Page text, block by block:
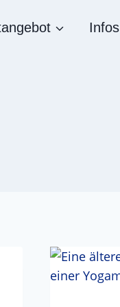
Infos